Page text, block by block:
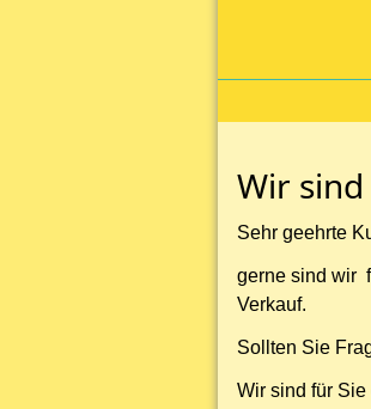
Wir
Sehr geehrte
gerne sind wir
Verkauf.
Sollten Sie
Wir sind für Sie